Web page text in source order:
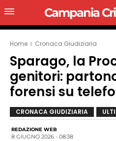
Campania
Home Cronaca Giudiziaria
Sparago, la
genitori:
forensi su
CRONACA GIUDIZIARIA
REDAZIONE WEB
8 GIUGNO 2026 - 08:38